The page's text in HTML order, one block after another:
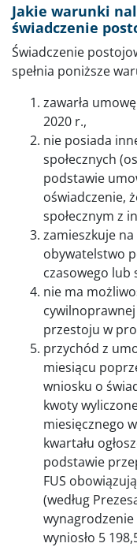
Jakie warunki
świadczenie
Świadczenie
spełnia poniższe
zawarła
2020 r.,
nie posiada
społecznych
podstawie
oświadczenie,
społecznym z
zamieszkuje
obywatelstwo
czasowego lub
nie ma
cywilnoprawnej
przestoju w
przychód z
miesiącu
wniosku o
kwoty
miesięcznego
kwartału
podstawie
FUS
(według
wyniosło 5